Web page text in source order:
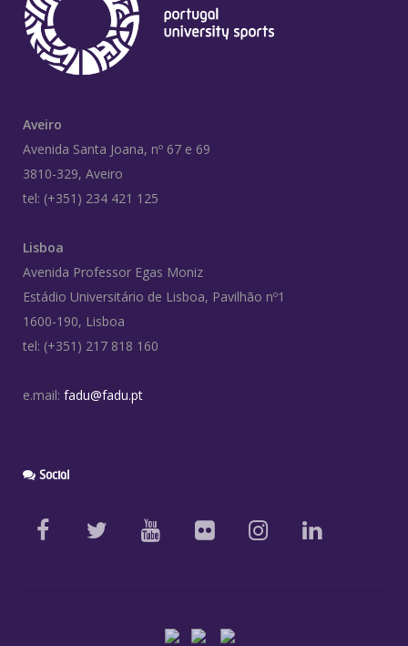
Aveiro
Avenida Santa Joana, nº 67 e 69
3810-329, Aveiro
tel: (+351) 234 421 125
Lisboa
Avenida Professor Egas Moniz
Estádio Universitário de Lisboa, Pavilhão nº1
1600-190, Lisboa
tel: (+351) 217 818 160
e.mail: fadu@fadu.pt
Social